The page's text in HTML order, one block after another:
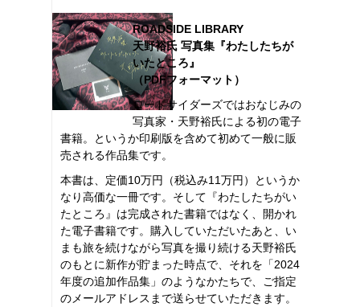
ROADSIDE LIBRARY
天野裕氏 写真集『わたしたちが
いたところ』
（PDFフォーマット）
ロードサイダーズではおなじみの
写真家・天野裕氏による初の電子
書籍。というか印刷版を含めて初めて一般に販
売される作品集です。
本書は、定価10万円（税込み11万円）というか
なり高価な一冊です。そして『わたしたちがい
たところ』は完成された書籍ではなく、開かれ
た電子書籍です。購入していただいたあと、い
まも旅を続けながら写真を撮り続ける天野裕氏
のもとに新作が貯まった時点で、それを「2024
年度の追加作品集」のようなかたちで、ご指定
のメールアドレスまで送らせていただきます。